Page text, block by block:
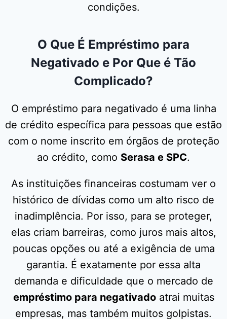
condições.
O Que É Empréstimo para
Negativado e Por Que é Tão
Complicado?
O empréstimo para negativado é uma linha
de crédito específica para pessoas que estão
com o nome inscrito em órgãos de proteção
ao crédito, como Serasa e SPC.
As instituições financeiras costumam ver o
histórico de dívidas como um alto risco de
inadimplência. Por isso, para se proteger,
elas criam barreiras, como juros mais altos,
poucas opções ou até a exigência de uma
garantia. É exatamente por essa alta
demanda e dificuldade que o mercado de
empréstimo para negativadoatrai muitas
empresas, mas também muitos golpistas.